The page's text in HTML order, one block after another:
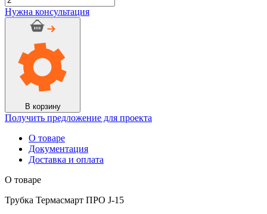
Нужна консультация
В корзину
Получить предложение для проекта
О товаре
Документация
Доставка и оплата
О товаре
Трубка Термасмарт ПРО J-15